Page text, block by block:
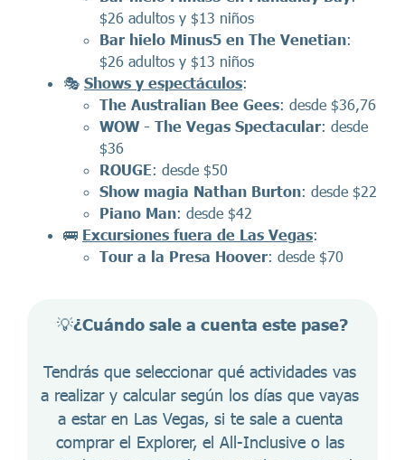
$26 adultos y $13 niños
Bar hielo Minus5 en The Venetian:
$26 adultos y $13 niños
🎭 Shows y espectáculos:
The Australian Bee Gees: desde $36,76
WOW - The Vegas Spectacular: desde
$36
ROUGE: desde $50
Show magia Nathan Burton: desde $22
Piano Man: desde $42
🚌 Excursiones fuera de Las Vegas:
Tour a la Presa Hoover: desde $70
💡¿Cuándo sale a cuenta este pase?
Tendrás que seleccionar qué actividades vas
a realizar y calcular según los días que vayas
a estar en Las Vegas, si te sale a cuenta
comprar el Explorer, el All-Inclusive o las